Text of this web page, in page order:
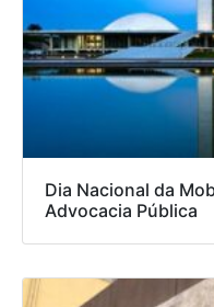
Dia Nacional da
Advocacia Pública